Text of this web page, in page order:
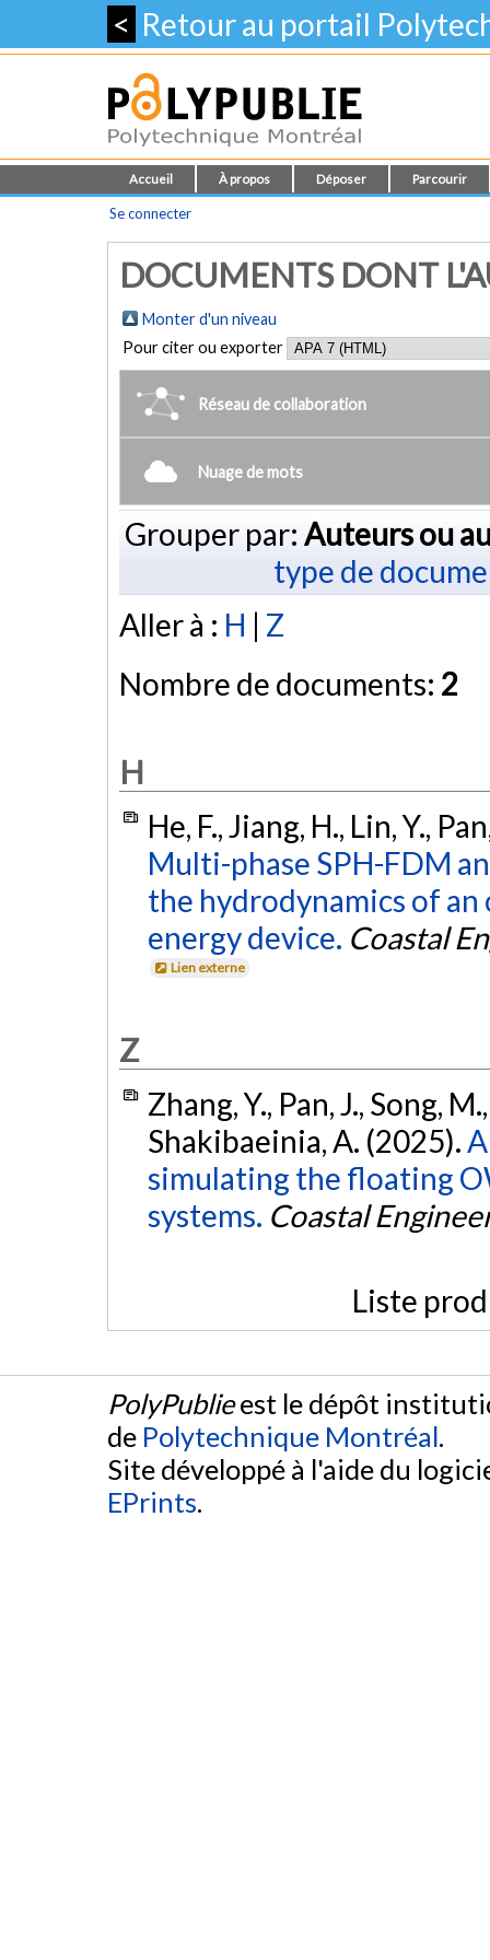
< Retour au portail
Accueil À propos Déposer Parcourir
Se connecter
DOCUMENTS DONT
Monter d'un niveau
Pour citer ou exporter
Réseau de collaboration
Nuage de mots
Grouper par: Auteurs ou
type de
Aller à : H | Z
Nombre de documents: 2
H
He, F., Jiang, H., Lin, Y.,
Multi-phase SPH-FDM
the hydrodynamics of
energy device. Coastal
Lien externe
Z
Zhang, Y., Pan, J., Song,
Shakibaeinia, A. (2025).
simulating the floating
systems. Coastal
Liste
PolyPublieest le dépôt
de Polytechnique Montréal.
Site développé à l'aide du
EPrints.